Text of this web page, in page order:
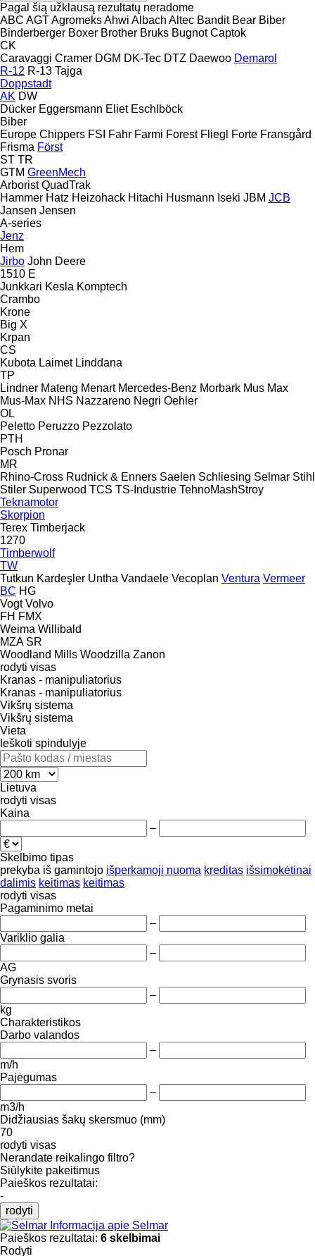
Pagal šią užklausą rezultatų neradome
ABC AGTAgromeksAhwi Albach Altec Bandit Bear Biber
Binderberger Boxer Brother Bruks Bugnot Captok
CK
Caravaggi Cramer DGM DK-Tec DTZ Daewoo Demarol
R-12 R-13 Tajga
Doppstadt
AK DW
Dücker Eggersmann Eliet Eschlböck
Biber
Europe Chippers FSI Fahr Farmi Forest Fliegl Forte Fransgård
Frisma Först
ST TR
GTM GreenMech
Arborist QuadTrak
Hammer Hatz Heizohack Hitachi Husmann Iseki JBM JCB
Jansen Jensen
A-series
Jenz
Hem
Jirbo John Deere
1510 E
Junkkari Kesla Komptech
Crambo
Krone
Big X
Krpan
CS
Kubota Laimet Linddana
TP
Lindner Mateng Menart Mercedes-Benz Morbark Mus Max
Mus-Max NHS Nazzareno Negri Oehler
OL
Peletto Peruzzo Pezzolato
PTH
Posch Pronar
MR
Rhino-Cross Rudnick & Enners Saelen Schliesing Selmar Stihl
Stiler Superwood TCS TS-Industrie TehnoMashStroy
Teknamotor
Skorpion
Terex Timberjack
1270
Timberwolf
TW
Tutkun Kardeşler Untha Vandaele Vecoplan Ventura Vermeer
BC HG
Vogt Volvo
FH FMX
Weima Willibald
MZA SR
Woodland Mills Woodzilla Zanon
rodyti visas
Kranas - manipuliatorius
Kranas - manipuliatorius
Vikšrų sistema
Vikšrų sistema
Vieta
Ieškoti spindulyje
Lietuva
rodyti visas
Kaina
–
Skelbimo tipas
prekyba iš gamintojo išperkamoji nuoma kreditas išsimokėtinai
dalimis keitimas keitimas
rodyti visas
Pagaminimo metai
–
Variklio galia
–
AG
Grynasis svoris
–
kg
Charakteristikos
Darbo valandos
–
m/h
Pajėgumas
–
m3/h
Didžiausias šakų skersmuo (mm)
70
rodyti visas
Nerandate reikalingo filtro?
Siūlykite pakeitimus
Paieškos rezultatai:
-
rodyti
Informacija apie Selmar
Paieškos rezultatai: 6 skelbimai
Rodyti